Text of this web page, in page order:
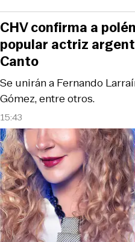
15:43
Se unirán a Fernando
Gómez, entre otros.
CHV confirma a
popular actriz
Canto